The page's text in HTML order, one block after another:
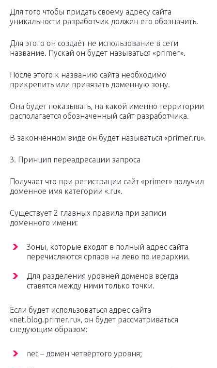
Для того чтобы придать своему адресу сайта
уникальности разработчик должен его обозначить.
Для этого он создаёт не использование в сети
название. Пускай он будет называться «primer».
После этого к названию сайта необходимо
прикрепить или привязать доменную зону.
Она будет показывать, на какой именно территории
располагается обозначенный сайт разработчика.
В законченном виде он будет называться «primer.ru».
3. Принцип переадресации запроса
Получает что при регистрации сайт «primer» получил
доменное имя категории «.ru».
Существует 2 главных правила при записи
доменного имени:
Зоны, которые входят в полный адрес сайта
перечисляются српаов на лево по иерархии.
Для разделения уровней доменов всегда
ставятся между ними только точки.
Если будет использоваться адрес сайта
«net.blog.primer.ru», он будет рассматриваться
следующим образом:
net – домен четвёртого уровня;